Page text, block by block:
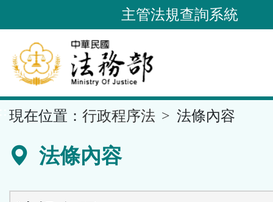
到
要
內
容
區
主管法規查詢系統
現在位置： 行政程序法 法條內容
法條內容